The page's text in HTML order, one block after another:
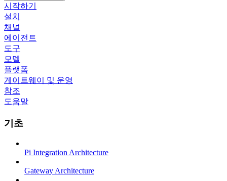
시작하기
설치
채널
에이전트
도구
모델
플랫폼
게이트웨이 및 운영
참조
도움말
기초
Pi Integration Architecture
Gateway Architecture